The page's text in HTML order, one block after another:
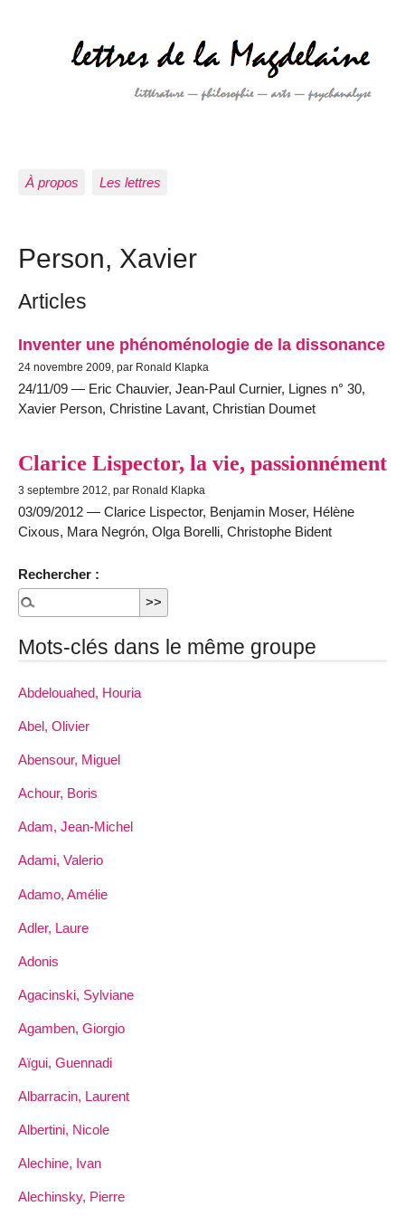
À propos Les lettres
Person, Xavier
Articles
Inventer une phénoménologie de la dissonance
24 novembre 2009, par Ronald Klapka
24/11/09 — Eric Chauvier, Jean-Paul Curnier, Lignes n° 30,
Xavier Person, Christine Lavant, Christian Doumet
Clarice Lispector, la vie, passionnément
3 septembre 2012, par Ronald Klapka
03/09/2012 — Clarice Lispector, Benjamin Moser, Hélène
Cixous, Mara Negrón, Olga Borelli, Christophe Bident
Rechercher :
Mots-clés dans le même groupe
Abdelouahed, Houria
Abel, Olivier
Abensour, Miguel
Achour, Boris
Adam, Jean-Michel
Adami, Valerio
Adamo, Amélie
Adler, Laure
Adonis
Agacinski, Sylviane
Agamben, Giorgio
Aïgui, Guennadi
Albarracin, Laurent
Albertini, Nicole
Alechine, Ivan
Alechinsky, Pierre